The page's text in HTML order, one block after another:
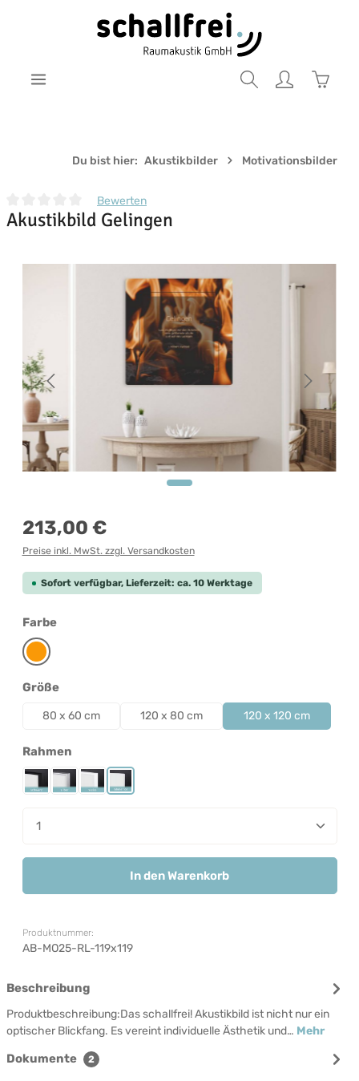
Zum Hauptinhalt springen
Du bist hier: Akustikbilder Motivationsbilder
Durchschnittliche Bewertung von 0 von 5 Sternen
Bewerten
Akustikbild Gelingen
Regulärer Preis:
213,00 €
Preise inkl. MwSt. zzgl. Versandkosten
Sofort verfügbar, Lieferzeit: ca. 10 Werktage
Farbeauswählen
Orange
Größeauswählen
80 x 60 cm 120 x 80 cm 120 x 120 cm
Rahmenauswählen
Rahmen Schwarz
Rahmen Silber
Rahmen Weiß
Rahmenlos
Produkt Anzahl: Gib den gewünschten Wert ein
In den Warenkorb
Produktnummer:
AB-MO25-RL-119x119
Beschreibung
Produktbeschreibung:Das schallfrei! Akustikbild ist nicht nur ein
optischer Blickfang. Es vereint individuelle Ästhetik und… Mehr
Dokumente 2